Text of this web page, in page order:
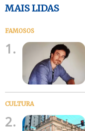
MAIS LIDAS
FAMOSOS
1.
CULTURA
2.